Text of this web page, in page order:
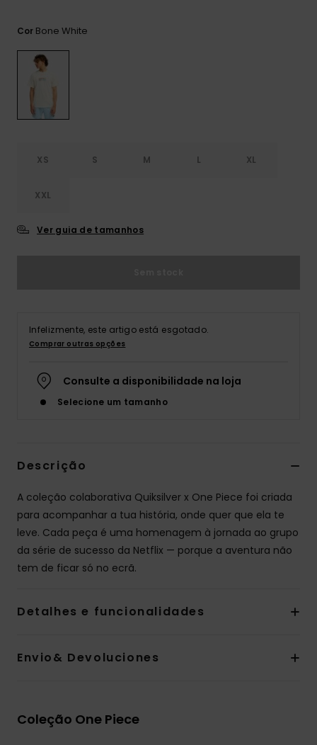
Cor Bone White
XS S M L XL
XXL
Ver guia de tamanhos
Infelizmente, este artigo está esgotado.
Comprar outras opções
Consulte a disponibilidade na loja
Selecione um tamanho
Descrição
A coleção colaborativa Quiksilver x One Piece foi criada
para acompanhar a tua história, onde quer que ela te
leve. Cada peça é uma homenagem à jornada ao grupo
da série de sucesso da Netflix — porque a aventura não
tem de ficar só no ecrã.
Detalhes e funcionalidades
Envio& Devoluciones
Coleção One Piece